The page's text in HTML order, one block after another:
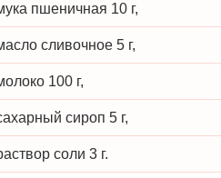
пшеничная 10 г,
сливочное 5 г,
100 г,
сироп 5 г,
соли 3 г.